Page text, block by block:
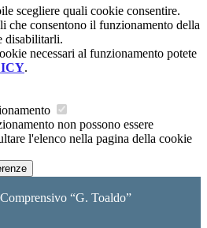
scegliere quali cookie consentire.
che consentono il funzionamento della
disabilitarli.
necessari al funzionamento potete
.
non possono essere
l'elenco nella pagina della cookie
“G. Toaldo”